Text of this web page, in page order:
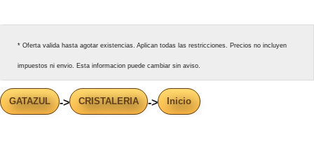
* Oferta valida hasta agotar existencias. Aplican todas las restricciones. Precios no incluyen
impuestos ni envio. Esta informacion puede cambiar sin aviso.
GATAZUL -> CRISTALERIA -> Inicio